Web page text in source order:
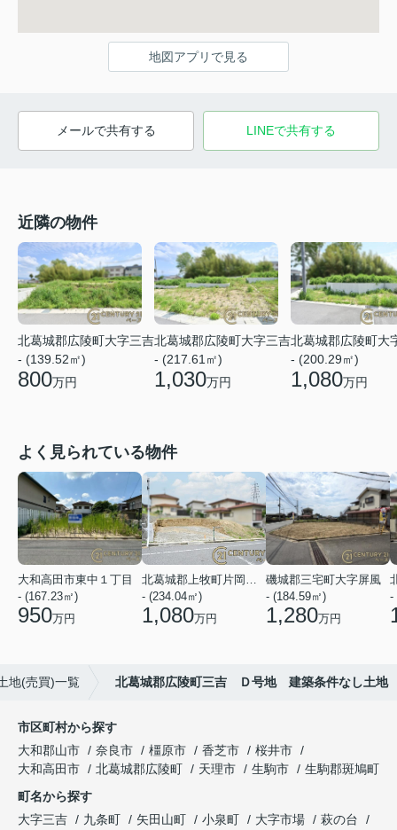
地図アプリで見る
メールで共有する LINEで共有する
近隣の物件
北葛城郡広陵町大字三吉
- (139.52㎡)
800万円
北葛城郡広陵町大字三吉
- (217.61㎡)
1,030万円
北葛城郡広陵町大
- (200.29㎡)
1,080万円
よく見られている物件
大和高田市東中１丁目
- (167.23㎡)
950万円
北葛城郡上牧町片岡台１丁目
- (234.04㎡)
1,080万円
磯城郡三宅町大字屏風
- (184.59㎡)
1,280万円
-
地(売買)一覧 北葛城郡広陵町三吉 Ｄ号地 建築条件なし土地
市区町村から探す
大和郡山市
奈良市 橿原市 香芝市
桜井市
大和高田市
北葛城郡広陵町 天理市 生駒市
生駒郡斑鳩町
町名から探す
大字三吉
九条町 矢田山町 小泉町 大字市場
萩の台